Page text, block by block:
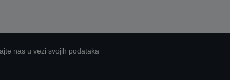
nas u vezi svojih podataka